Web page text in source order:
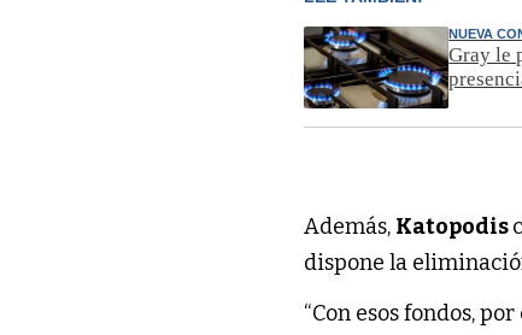
NUEVA
Gray le
Además, Katopodis
dispone la
“Con esos fondos,